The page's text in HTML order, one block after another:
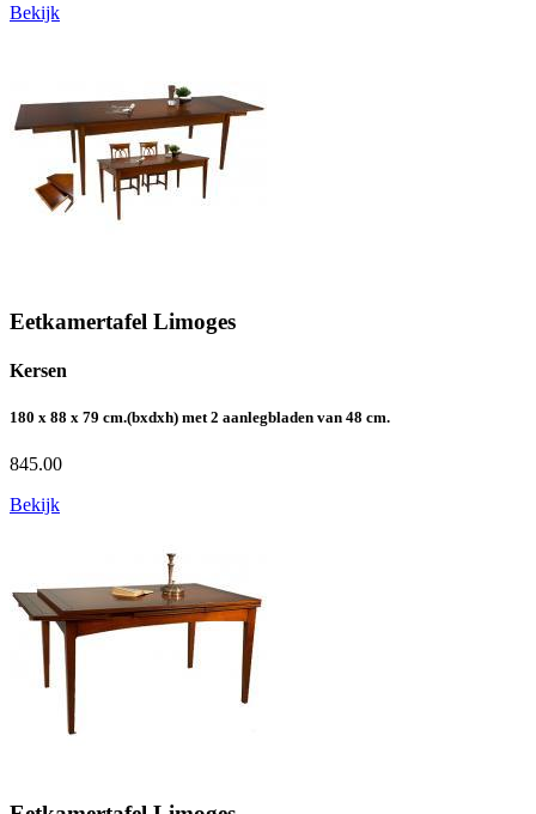
Bekijk
Eetkamertafel Limoges
Kersen
180 x 88 x 79 cm.(bxdxh) met 2 aanlegbladen van 48 cm.
845.00
Bekijk